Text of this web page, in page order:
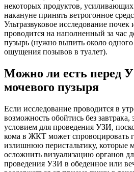
некоторых продуктов, усиливающих
накануне принять ветрогонное
Ультразвуковое исследование
проводится на наполненный за час
пузырь (нужно выпить около
ощущения позывов в туалет).
Можно ли есть перед
мочевого пузыря
Если исследование проводится в
возможность обойтись без
условием для проведения УЗИ,
кома в ЖКТ может спровоцировать
излишнюю перистальтику, которые
осложнить визуализацию органов
проведения УЗИ в обеденное или